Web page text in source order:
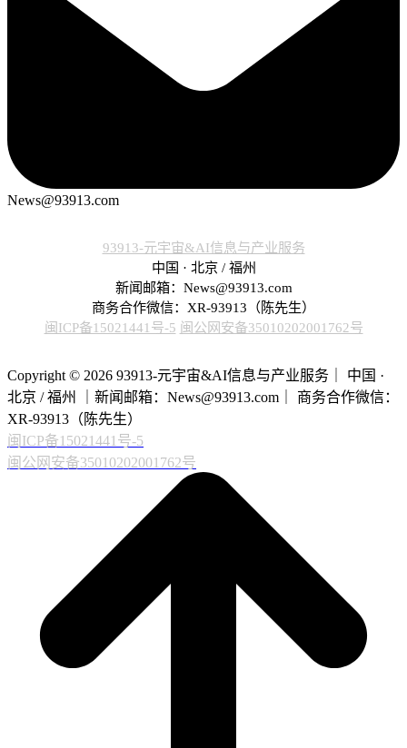
News@93913.com
93913-元宇宙&AI信息与产业服务
中国 · 北京 / 福州
新闻邮箱：News@93913.com
商务合作微信：XR-93913（陈先生）
闽ICP备15021441号-5 闽公网安备35010202001762号
Copyright © 2026 93913-元宇宙&AI信息与产业服务｜ 中国 ·
北京 / 福州 ｜新闻邮箱：News@93913.com｜ 商务合作微信：
XR-93913（陈先生）
闽ICP备15021441号-5
闽公网安备35010202001762号